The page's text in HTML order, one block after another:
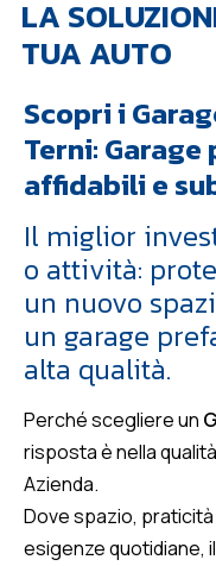
LA
TUA AUTO
Scopri i
Terni:
affidabili e
Il miglior
o attività:
un nuovo
un garage
alta qualità.
Perché scegliere un
risposta è nella
Azienda.
Dove spazio,
esigenze quotidiane,